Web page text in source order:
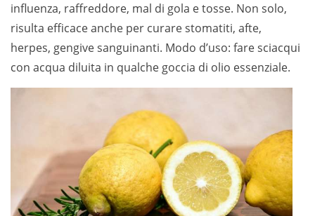
influenza, raffreddore, mal di gola e tosse. Non solo,
risulta efficace anche per curare stomatiti, afte,
herpes, gengive sanguinanti. Modo d’uso: fare sciacqui
con acqua diluita in qualche goccia di olio essenziale.